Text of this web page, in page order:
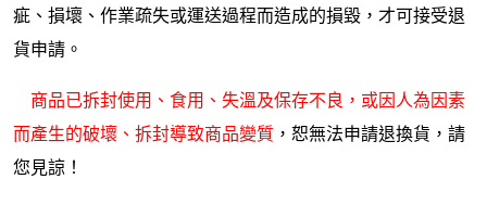
疵、損壞、作業疏失或運送過程而造成的損毀，才可接受退
貨申請。
商品已拆封使用、食用、失溫及保存不良，或因人為因素
而產生的破壞、拆封導致商品變質 ，恕無法申請退換貨，請
您見諒！